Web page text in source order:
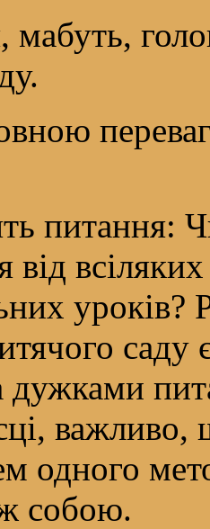
мабуть,
питання:
від
саду
важливо,
одного
собою.